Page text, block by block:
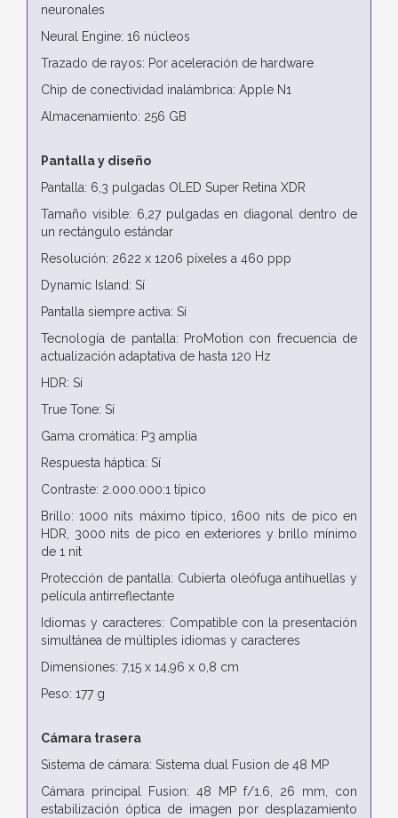
neuronales
Neural Engine: 16 núcleos
Trazado de rayos: Por aceleración de hardware
Chip de conectividad inalámbrica: Apple N1
Almacenamiento: 256 GB
Pantalla y diseño
Pantalla: 6,3 pulgadas OLED Super Retina XDR
Tamaño visible: 6,27 pulgadas en diagonal dentro de
un rectángulo estándar
Resolución: 2622 x 1206 píxeles a 460 ppp
Dynamic Island: Sí
Pantalla siempre activa: Sí
Tecnología de pantalla: ProMotion con frecuencia de
actualización adaptativa de hasta 120 Hz
HDR: Sí
True Tone: Sí
Gama cromática: P3 amplia
Respuesta háptica: Sí
Contraste: 2.000.000:1 típico
Brillo: 1000 nits máximo típico, 1600 nits de pico en
HDR, 3000 nits de pico en exteriores y brillo mínimo
de 1 nit
Protección de pantalla: Cubierta oleófuga antihuellas y
película antirreflectante
Idiomas y caracteres: Compatible con la presentación
simultánea de múltiples idiomas y caracteres
Dimensiones: 7,15 x 14,96 x 0,8 cm
Peso: 177 g
Cámara trasera
Sistema de cámara: Sistema dual Fusion de 48 MP
Cámara principal Fusion: 48 MP f/1.6, 26 mm, con
estabilización óptica de imagen por desplazamiento